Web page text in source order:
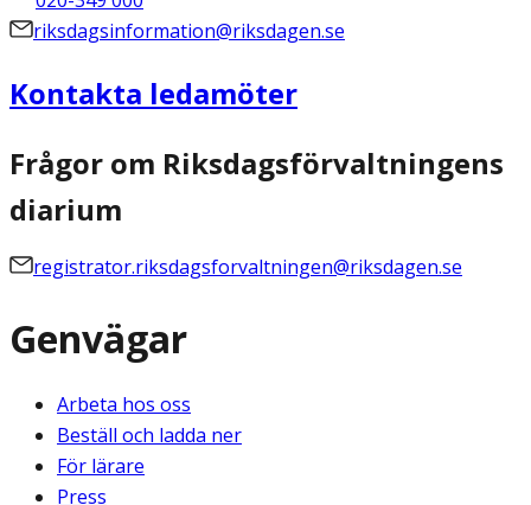
riksdagsinformation@riksdagen.se
Kontakta ledamöter
Frågor om Riksdagsförvaltningens
diarium
registrator.riksdagsforvaltningen@riksdagen.se
Genvägar
Arbeta hos oss
Beställ och ladda ner
För lärare
Press